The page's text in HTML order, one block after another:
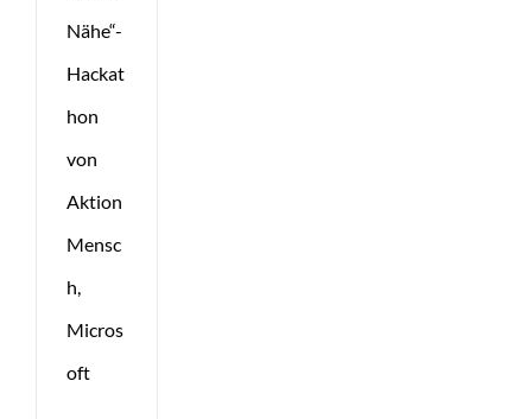
Nähe“-
Hackat
hon
von
Aktion
Mensc
h,
Micros
oft